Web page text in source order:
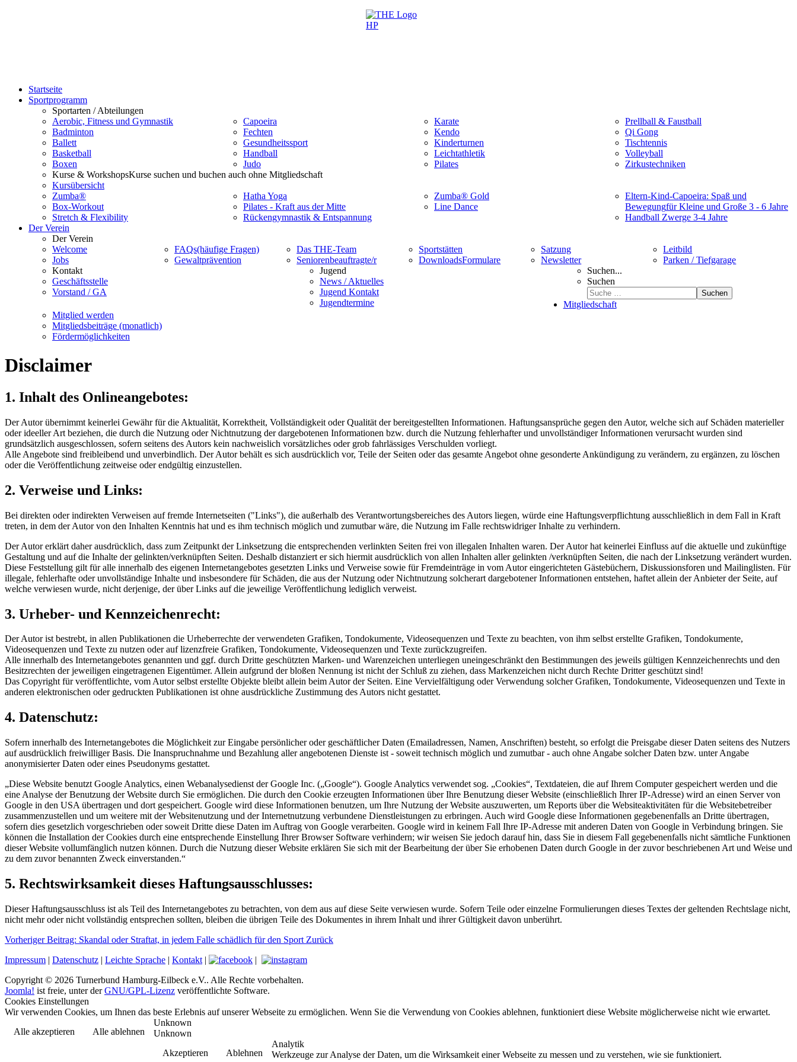
Startseite
Sportprogramm
Sportarten / Abteilungen
Aerobic, Fitness und Gymnastik
Badminton
Ballett
Basketball
Boxen
Capoeira
Fechten
Gesundheitssport
Handball
Judo
Karate
Kendo
Kinderturnen
Leichtathletik
Pilates
Prellball & Faustball
Qi Gong
Tischtennis
Volleyball
Zirkustechniken
Kurse & WorkshopsKurse suchen und buchen auch ohne Mitgliedschaft
Kursübersicht
Zumba®
Box-Workout
Stretch & Flexibility
Hatha Yoga
Pilates - Kraft aus der Mitte
Rückengymnastik & Entspannung
Zumba® Gold
Line Dance
Eltern-Kind-Capoeira: Spaß und
Bewegungfür Kleine und Große 3 - 6 Jahre
Handball Zwerge 3-4 Jahre
Der Verein
Der Verein
Welcome
FAQs(häufige Fragen) Das THE-Team Sportstätten Satzung
Leitbild
Jobs
Gewaltprävention Seniorenbeauftragte/r DownloadsFormulare Newsletter
Parken / Tiefgarage
Kontakt
Geschäftsstelle
Vorstand / GA
Jugend
News / Aktuelles
Jugend Kontakt
Jugendtermine
Suchen...
Suchen
Suchen
Mitgliedschaft
Mitglied werden
Mitgliedsbeiträge (monatlich)
Fördermöglichkeiten
Disclaimer
1. Inhalt des Onlineangebotes:
Der Autor übernimmt keinerlei Gewähr für die Aktualität, Korrektheit, Vollständigkeit oder Qualität der bereitgestellten Informationen. Haftungsansprüche gegen den Autor, welche sich auf Schäden materieller
oder ideeller Art beziehen, die durch die Nutzung oder Nichtnutzung der dargebotenen Informationen bzw. durch die Nutzung fehlerhafter und unvollständiger Informationen verursacht wurden sind
grundsätzlich ausgeschlossen, sofern seitens des Autors kein nachweislich vorsätzliches oder grob fahrlässiges Verschulden vorliegt.
Alle Angebote sind freibleibend und unverbindlich. Der Autor behält es sich ausdrücklich vor, Teile der Seiten oder das gesamte Angebot ohne gesonderte Ankündigung zu verändern, zu ergänzen, zu löschen
oder die Veröffentlichung zeitweise oder endgültig einzustellen.
2. Verweise und Links:
Bei direkten oder indirekten Verweisen auf fremde Internetseiten ("Links"), die außerhalb des Verantwortungsbereiches des Autors liegen, würde eine Haftungsverpflichtung ausschließlich in dem Fall in Kraft
treten, in dem der Autor von den Inhalten Kenntnis hat und es ihm technisch möglich und zumutbar wäre, die Nutzung im Falle rechtswidriger Inhalte zu verhindern.
Der Autor erklärt daher ausdrücklich, dass zum Zeitpunkt der Linksetzung die entsprechenden verlinkten Seiten frei von illegalen Inhalten waren. Der Autor hat keinerlei Einfluss auf die aktuelle und zukünftige
Gestaltung und auf die Inhalte der gelinkten/verknüpften Seiten. Deshalb distanziert er sich hiermit ausdrücklich von allen Inhalten aller gelinkten /verknüpften Seiten, die nach der Linksetzung verändert wurden.
Diese Feststellung gilt für alle innerhalb des eigenen Internetangebotes gesetzten Links und Verweise sowie für Fremdeinträge in vom Autor eingerichteten Gästebüchern, Diskussionsforen und Mailinglisten. Für
illegale, fehlerhafte oder unvollständige Inhalte und insbesondere für Schäden, die aus der Nutzung oder Nichtnutzung solcherart dargebotener Informationen entstehen, haftet allein der Anbieter der Seite, auf
welche verwiesen wurde, nicht derjenige, der über Links auf die jeweilige Veröffentlichung lediglich verweist.
3. Urheber- und Kennzeichenrecht:
Der Autor ist bestrebt, in allen Publikationen die Urheberrechte der verwendeten Grafiken, Tondokumente, Videosequenzen und Texte zu beachten, von ihm selbst erstellte Grafiken, Tondokumente,
Videosequenzen und Texte zu nutzen oder auf lizenzfreie Grafiken, Tondokumente, Videosequenzen und Texte zurückzugreifen.
Alle innerhalb des Internetangebotes genannten und ggf. durch Dritte geschützten Marken- und Warenzeichen unterliegen uneingeschränkt den Bestimmungen des jeweils gültigen Kennzeichenrechts und den
Besitzrechten der jeweiligen eingetragenen Eigentümer. Allein aufgrund der bloßen Nennung ist nicht der Schluß zu ziehen, dass Markenzeichen nicht durch Rechte Dritter geschützt sind!
Das Copyright für veröffentlichte, vom Autor selbst erstellte Objekte bleibt allein beim Autor der Seiten. Eine Vervielfältigung oder Verwendung solcher Grafiken, Tondokumente, Videosequenzen und Texte in
anderen elektronischen oder gedruckten Publikationen ist ohne ausdrückliche Zustimmung des Autors nicht gestattet.
4. Datenschutz:
Sofern innerhalb des Internetangebotes die Möglichkeit zur Eingabe persönlicher oder geschäftlicher Daten (Emailadressen, Namen, Anschriften) besteht, so erfolgt die Preisgabe dieser Daten seitens des Nutzers
auf ausdrücklich freiwilliger Basis. Die Inanspruchnahme und Bezahlung aller angebotenen Dienste ist - soweit technisch möglich und zumutbar - auch ohne Angabe solcher Daten bzw. unter Angabe
anonymisierter Daten oder eines Pseudonyms gestattet.
„Diese Website benutzt Google Analytics, einen Webanalysedienst der Google Inc. („Google“). Google Analytics verwendet sog. „Cookies“, Textdateien, die auf Ihrem Computer gespeichert werden und die
eine Analyse der Benutzung der Website durch Sie ermöglichen. Die durch den Cookie erzeugten Informationen über Ihre Benutzung dieser Website (einschließlich Ihrer IP-Adresse) wird an einen Server von
Google in den USA übertragen und dort gespeichert. Google wird diese Informationen benutzen, um Ihre Nutzung der Website auszuwerten, um Reports über die Websiteaktivitäten für die Websitebetreiber
zusammenzustellen und um weitere mit der Websitenutzung und der Internetnutzung verbundene Dienstleistungen zu erbringen. Auch wird Google diese Informationen gegebenenfalls an Dritte übertragen,
sofern dies gesetzlich vorgeschrieben oder soweit Dritte diese Daten im Auftrag von Google verarbeiten. Google wird in keinem Fall Ihre IP-Adresse mit anderen Daten von Google in Verbindung bringen. Sie
können die Installation der Cookies durch eine entsprechende Einstellung Ihrer Browser Software verhindern; wir weisen Sie jedoch darauf hin, dass Sie in diesem Fall gegebenenfalls nicht sämtliche Funktionen
dieser Website vollumfänglich nutzen können. Durch die Nutzung dieser Website erklären Sie sich mit der Bearbeitung der über Sie erhobenen Daten durch Google in der zuvor beschriebenen Art und Weise und
zu dem zuvor benannten Zweck einverstanden.“
5. Rechtswirksamkeit dieses Haftungsausschlusses:
Dieser Haftungsausschluss ist als Teil des Internetangebotes zu betrachten, von dem aus auf diese Seite verwiesen wurde. Sofern Teile oder einzelne Formulierungen dieses Textes der geltenden Rechtslage nicht,
nicht mehr oder nicht vollständig entsprechen sollten, bleiben die übrigen Teile des Dokumentes in ihrem Inhalt und ihrer Gültigkeit davon unberührt.
Vorheriger Beitrag: Skandal oder Straftat, in jedem Falle schädlich für den Sport Zurück
Impressum | Datenschutz | Leichte Sprache | Kontakt |
|
Copyright © 2026 Turnerbund Hamburg-Eilbeck e.V.. Alle Rechte vorbehalten.
Joomla! ist freie, unter derGNU/GPL-Lizenz veröffentlichte Software.
Cookies Einstellungen
Wir verwenden Cookies, um Ihnen das beste Erlebnis auf unserer Webseite zu ermöglichen. Wenn Sie die Verwendung von Cookies ablehnen, funktioniert diese Website möglicherweise nicht wie erwartet.
Alle akzeptieren
Alle ablehnen
Unknown
Unknown
Akzeptieren
Ablehnen
Analytik
Werkzeuge zur Analyse der Daten, um die Wirksamkeit einer Webseite zu messen und zu verstehen, wie sie funktioniert.